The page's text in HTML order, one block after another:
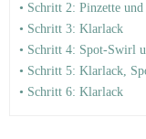
• Schritt 2: Pinzette
• Schritt 3: Klarlack
• Schritt 4: Spot-Swirl
• Schritt 5: Klarlack,
• Schritt 6: Klarlack